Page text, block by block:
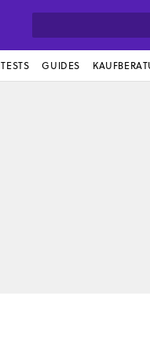
TESTS GUIDES